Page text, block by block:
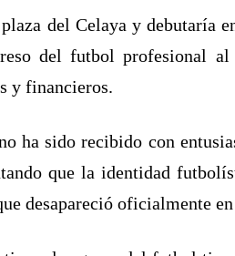
del Celaya y debutaría
del futbol profesional
y financieros.
ha sido recibido con
que la identidad
desapareció oficialmente